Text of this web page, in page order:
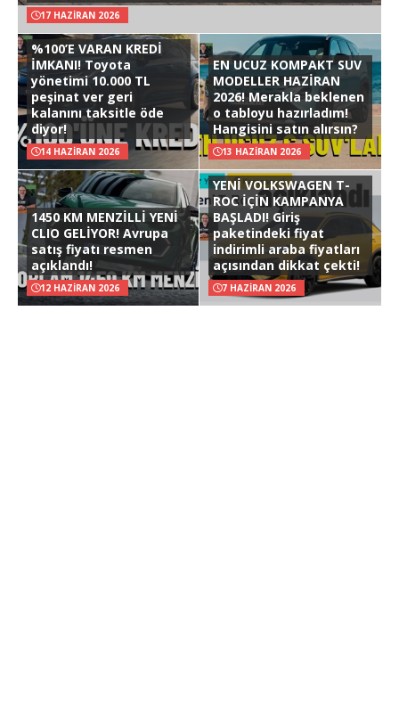
17 HAZIRAN 2026
%100’E VARAN KREDİ
İMKANI! Toyota
yönetimi 10.000 TL
peşinat ver geri
kalanını taksitle öde
diyor!
14 HAZIRAN 2026
EN UCUZ KOMPAKT SUV
MODELLER HAZİRAN
2026! Merakla beklenen
o tabloyu hazırladım!
Hangisini satın alırsın?
13 HAZIRAN 2026
1450 KM MENZİLLİ YENİ
CLIO GELİYOR! Avrupa
satış fiyatı resmen
açıklandı!
12 HAZIRAN 2026
YENİ VOLKSWAGEN T-
ROC İÇİN KAMPANYA
BAŞLADI! Giriş
paketindeki fiyat
indirimli araba fiyatları
açısından dikkat çekti!
7 HAZIRAN 2026